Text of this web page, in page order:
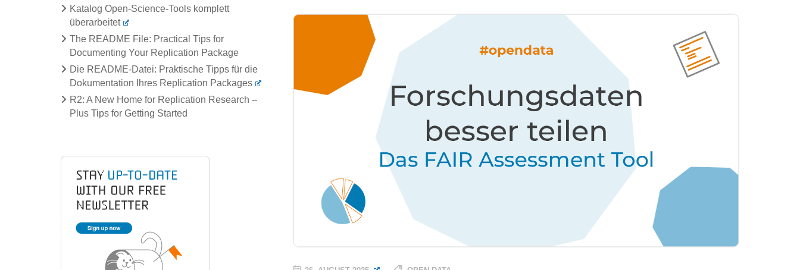
Katalog Open-Science-Tools komplett
überarbeitet
The README File: Practical Tips for
Documenting Your Replication Package
Die README-Datei: Praktische Tipps für die
Dokumentation Ihres Replication Packages
R2: A New Home for Replication Research –
Plus Tips for Getting Started